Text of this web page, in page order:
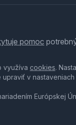
pomoc
využíva cookies.
v nastaveniach
Európskej